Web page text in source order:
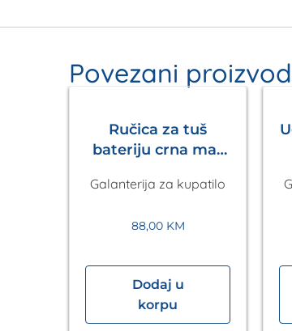
Povezani
Ručica za tuš
bateriju crna mat
HANSGROHE
Galanterija za kupatilo
88,00 KM
Dodaj u
korpu